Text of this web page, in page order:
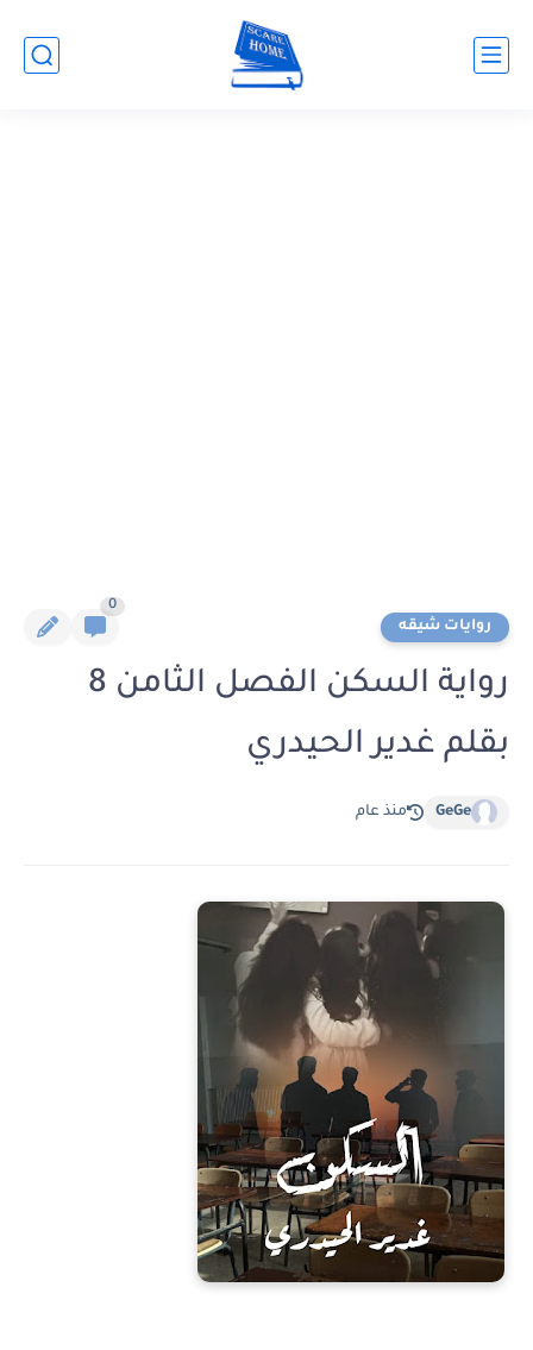
روايات شيقه
0
رواية السكن الفصل الثامن 8
بقلم غدير الحيدري
GeGe منذ عام